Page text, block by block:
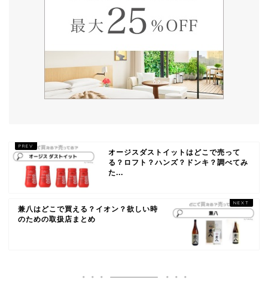
オージスダストイットはどこで売って
る？ロフト？ハンズ？ドンキ？調べてみ
た...
兼八はどこで買える？イオン？欲しい時
のための取扱店まとめ